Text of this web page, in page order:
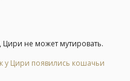
не может мутировать.
у Цири появились кошачьи